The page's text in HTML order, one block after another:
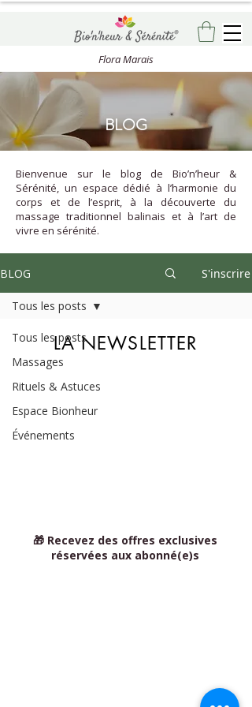
Flora Marais
BLOG
Bienvenue sur le blog de Bio’n’heur &
Sérénité, un espace dédié à l’harmonie du
corps et de l’esprit, à la découverte du
massage traditionnel balinais et à l’art de
vivre en sérénité.
BLOG S'inscrire
Tous les posts
Massages
Rituels & Astuces
Espace Bionheur
Événements
Tous les posts
LA NEWSLETTER
🎁 Recevez des offres exclusives
réservées aux abonné(e)s